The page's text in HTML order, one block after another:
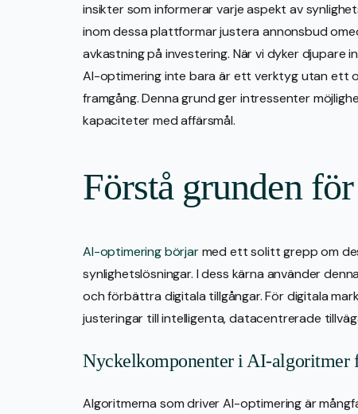
insikter som informerar varje aspekt av
inom dessa plattformar justera annonsbud
avkastning på investering. När vi dyker
AI-optimering inte bara är ett verktyg utan ett
framgång. Denna grund ger intressenter
kapaciteter med affärsmål.
Förstå grunden
AI-optimering börjarmed ett solitt grepp om
synlighetslösningar. I dess kärna använder
och förbättra digitala tillgångar. För digitala
justeringar till intelligenta, datacentrerade
Nyckelkomponenter i AI-algoritmer
Algoritmerna som driver AI-optimering är